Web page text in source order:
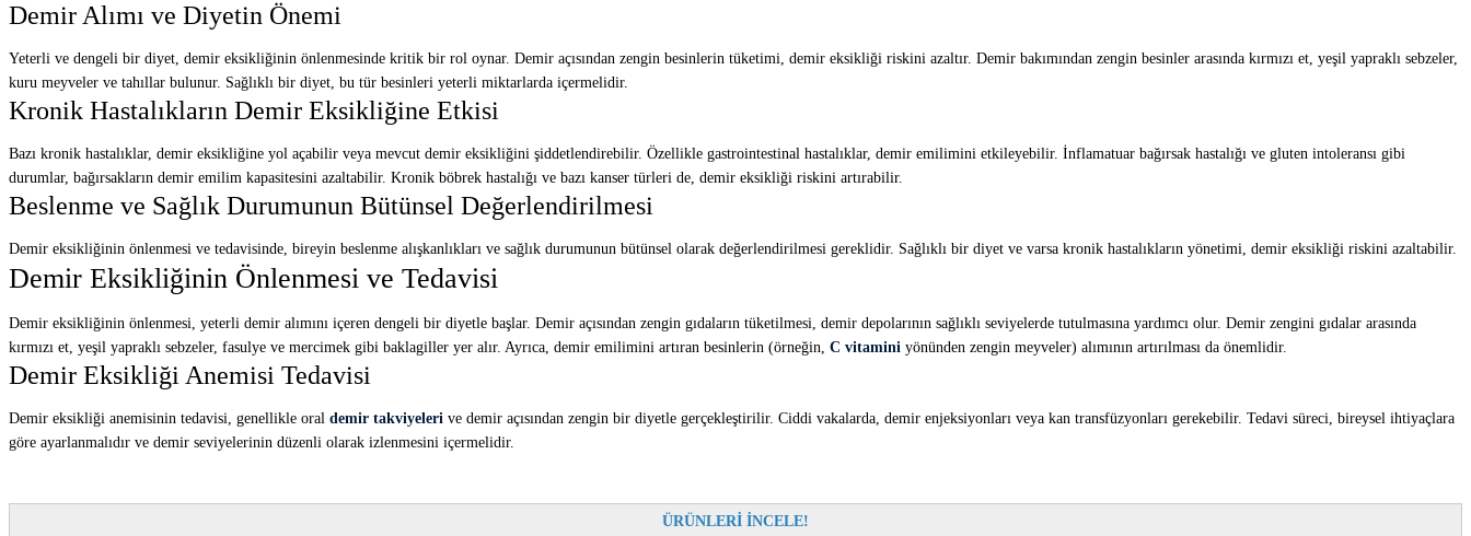
Demir Alımı ve Diyetin Önemi
Yeterli ve dengeli bir diyet, demir eksikliğinin önlenmesinde kritik bir rol oynar. Demir açısından zengin besinlerin tüketimi, demir eksikliği riskini azaltır. Demir bakımından zengin besinler arasında kırmızı et, yeşil yapraklı sebzeler,
kuru meyveler ve tahıllar bulunur. Sağlıklı bir diyet, bu tür besinleri yeterli miktarlarda içermelidir.
Kronik Hastalıkların Demir Eksikliğine Etkisi
Bazı kronik hastalıklar, demir eksikliğine yol açabilir veya mevcut demir eksikliğini şiddetlendirebilir. Özellikle gastrointestinal hastalıklar, demir emilimini etkileyebilir. İnflamatuar bağırsak hastalığı ve gluten intoleransı gibi
durumlar, bağırsakların demir emilim kapasitesini azaltabilir. Kronik böbrek hastalığı ve bazı kanser türleri de, demir eksikliği riskini artırabilir.
Beslenme ve Sağlık Durumunun Bütünsel Değerlendirilmesi
Demir eksikliğinin önlenmesi ve tedavisinde, bireyin beslenme alışkanlıkları ve sağlık durumunun bütünsel olarak değerlendirilmesi gereklidir. Sağlıklı bir diyet ve varsa kronik hastalıkların yönetimi, demir eksikliği riskini azaltabilir.
Demir Eksikliğinin Önlenmesi ve Tedavisi
Demir eksikliğinin önlenmesi, yeterli demir alımını içeren dengeli bir diyetle başlar. Demir açısından zengin gıdaların tüketilmesi, demir depolarının sağlıklı seviyelerde tutulmasına yardımcı olur. Demir zengini gıdalar arasında
kırmızı et, yeşil yapraklı sebzeler, fasulye ve mercimek gibi baklagiller yer alır. Ayrıca, demir emilimini artıran besinlerin (örneğin, C vitamini yönünden zengin meyveler) alımının artırılması da önemlidir.
Demir Eksikliği Anemisi Tedavisi
Demir eksikliği anemisinin tedavisi, genellikle oral demir takviyeleri ve demir açısından zengin bir diyetle gerçekleştirilir. Ciddi vakalarda, demir enjeksiyonları veya kan transfüzyonları gerekebilir. Tedavi süreci, bireysel ihtiyaçlara
göre ayarlanmalıdır ve demir seviyelerinin düzenli olarak izlenmesini içermelidir.
ÜRÜNLERİ İNCELE!